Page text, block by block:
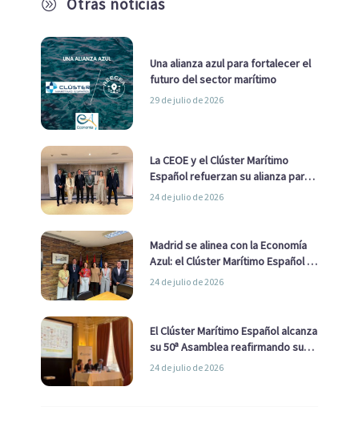
A Otras noticias
Una alianza azul para fortalecer el
futuro del sector marítimo
29 de julio de 2026
La CEOE y el Clúster Marítimo
Español refuerzan su alianza para
impulsar una estrategia Nacional
24 de julio de 2026
Madrid se alinea con la Economía
Azul: el Clúster Marítimo Español y
la Real Liga Naval avanzan alianzas
24 de julio de 2026
El Clúster Marítimo Español alcanza
su 50ª Asamblea reafirmando su
liderazgo en la Economía Azul
24 de julio de 2026